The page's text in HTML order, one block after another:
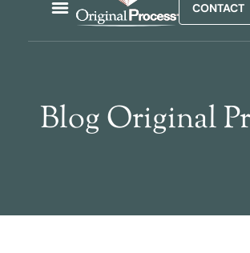
CONTACT
Blog Original